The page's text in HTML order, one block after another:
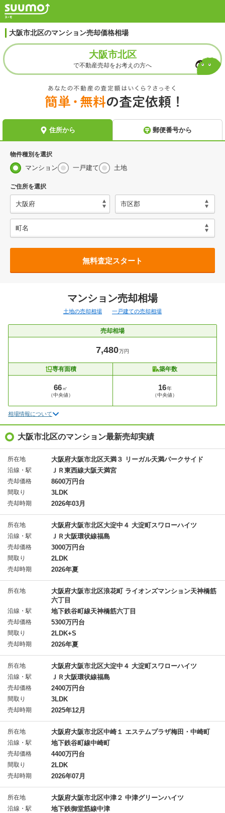
大阪市北区のマンション売却価格相場
大阪市北区
で不動産売却をお考えの方へ
物件種別を選択
マンション 一戸建て 土地
ご住所を選択
無料査定スタート
マンション売却相場
土地の売却相場 一戸建ての売却相場
売却相場
7,480万円
専有面積
66㎡
（中央値）
築年数
16年
（中央値）
相場情報について
大阪市北区のマンション最新売却実績
所在地 大阪府大阪市北区天満３ リーガル天満パークサイド
沿線・駅 ＪＲ東西線大阪天満宮
売却価格 8600万円台
間取り 3LDK
売却時期 2026年03月
所在地 大阪府大阪市北区大淀中４ 大淀町スワローハイツ
沿線・駅 ＪＲ大阪環状線福島
売却価格 3000万円台
間取り 2LDK
売却時期 2026年夏
所在地
大阪府大阪市北区浪花町 ライオンズマンション天神橋筋
六丁目
沿線・駅 地下鉄谷町線天神橋筋六丁目
売却価格 5300万円台
間取り 2LDK+S
売却時期 2026年夏
所在地 大阪府大阪市北区大淀中４ 大淀町スワローハイツ
沿線・駅 ＪＲ大阪環状線福島
売却価格 2400万円台
間取り 3LDK
売却時期 2025年12月
所在地 大阪府大阪市北区中崎１ エステムプラザ梅田・中崎町
沿線・駅 地下鉄谷町線中崎町
売却価格 4400万円台
間取り 2LDK
売却時期 2026年07月
所在地 大阪府大阪市北区中津２ 中津グリーンハイツ
沿線・駅 地下鉄御堂筋線中津